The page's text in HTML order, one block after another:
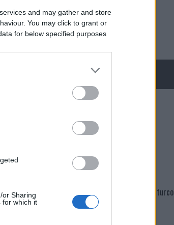
and may gather and store
You may click to grant or
for below specified purposes
or Sharing
for which it
Paese
NECROLOGIE
Martina Agostina Diturco